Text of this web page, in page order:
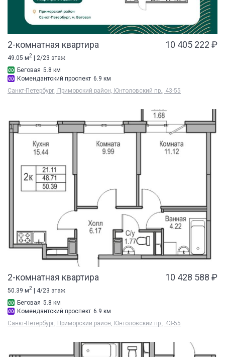
2-комнатная квартира 10 405 222 ₽
49.05 м2 | 2/23 этаж
Беговая 5.8 км
Комендантский проспект 6.9 км
Санкт-Петербург, Приморский район, Юнтоловский пр., 43-55
2-комнатная квартира 10 428 588 ₽
50.39 м2
| 4/23 этаж
Беговая 5.8 км
Комендантский проспект 6.9 км
Санкт-Петербург, Приморский район, Юнтоловский пр., 43-55